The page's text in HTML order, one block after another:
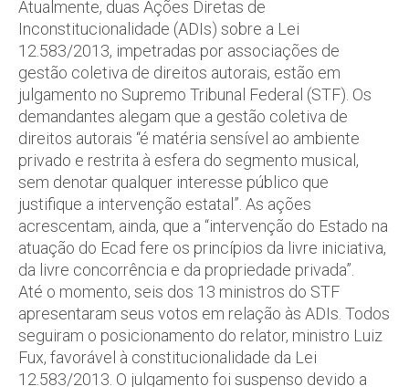
Atualmente, duas Ações Diretas de
Inconstitucionalidade (ADIs) sobre a Lei
12.583/2013, impetradas por associações de
gestão coletiva de direitos autorais, estão em
julgamento no Supremo Tribunal Federal (STF). Os
demandantes alegam que a gestão coletiva de
direitos autorais “é matéria sensível ao ambiente
privado e restrita à esfera do segmento musical,
sem denotar qualquer interesse público que
justifique a intervenção estatal”. As ações
acrescentam, ainda, que a “intervenção do Estado na
atuação do Ecad fere os princípios da livre iniciativa,
da livre concorrência e da propriedade privada”.
Até o momento, seis dos 13 ministros do STF
apresentaram seus votos em relação às ADIs. Todos
seguiram o posicionamento do relator, ministro Luiz
Fux, favorável à constitucionalidade da Lei
12.583/2013. O julgamento foi suspenso devido a